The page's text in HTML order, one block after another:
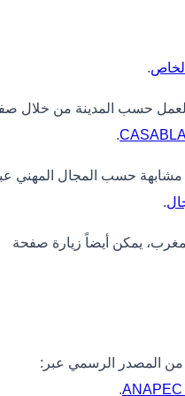
.
حسب المدينة من خلال
.
حسب المجال المهني
.
يمكن أيضاً زيارة صفحة
من المصدر الرسمي عبر:
.